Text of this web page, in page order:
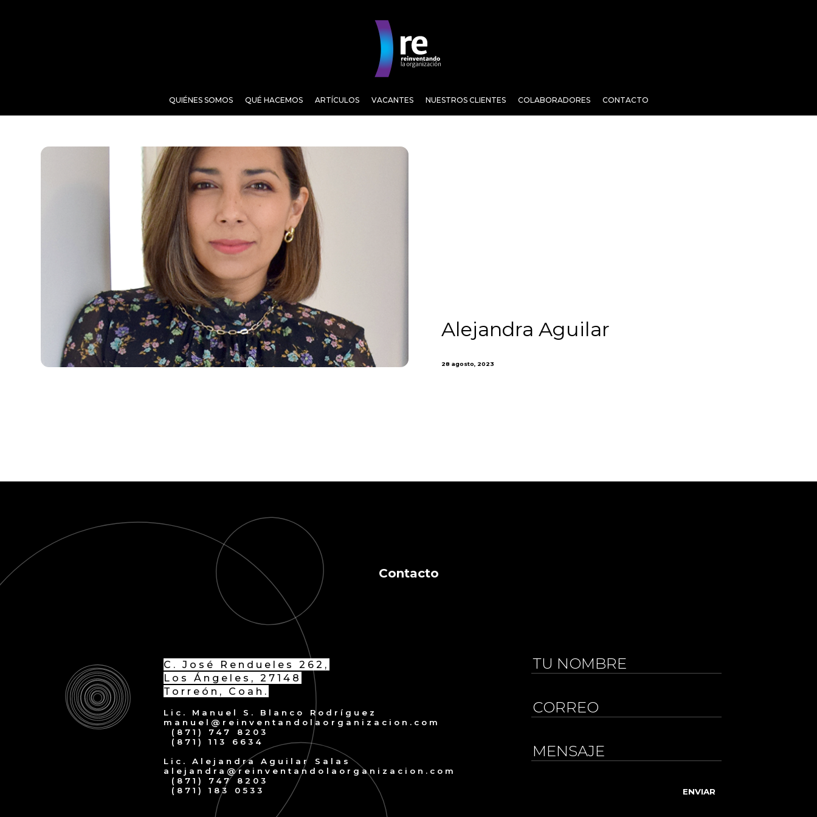
QUIÉNES SOMOS QUÉ HACEMOS ARTÍCULOS VACANTES NUESTROS CLIENTES COLABORADORES CONTACTO
Alejandra Aguilar
28 agosto, 2023
Contacto
C. José Rendueles 262,
Los Ángeles, 27148
Torreón, Coah.
Lic. Manuel S. Blanco Rodríguez
manuel@reinventandolaorganizacion.com
(871) 747 8203
(871) 113 6634
Lic. Alejandra Aguilar Salas
alejandra@reinventandolaorganizacion.com
(871) 747 8203
(871) 183 0533